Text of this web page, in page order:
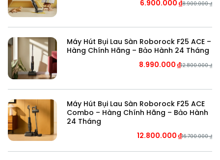
Roborock Saros 10 được trang bị công nghệ
HyperForce® với lực hút mạnh nhất hiện nay lên đến
22.000 Pa, giúp dễ dàng loại bỏ mọi loại bụi trên thảm
và sàn cứng.
8.900.000₫
6.900.000 ₫
Máy Hút Bụi Lau Sàn Roborock F25 ACE –
Hàng Chính Hãng – Bảo Hành 24 Tháng
12.800.000₫
8.990.000 ₫
Máy Hút Bụi Lau Sàn Roborock F25 ACE
Combo – Hàng Chính Hãng – Bảo Hành
24 Tháng
16.700.000₫
12.800.000 ₫